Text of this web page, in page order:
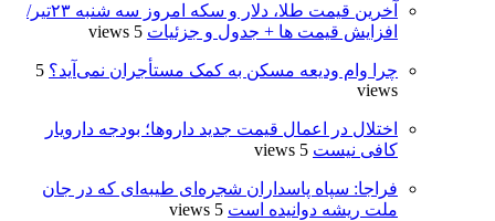
آخرین قیمت طلا، دلار و سکه امروز سه شنبه ۲۳تیر/
افزایش قیمت ها + جدول و جزئیات 5 views
چرا وام ودیعه مسکن به کمک مستأجران نمی‌آید؟ 5
views
اختلال در اعمال قیمت‌ جدید داروها؛ بودجه دارویار
کافی نیست 5 views
فراجا: سپاه پاسداران شجره‌ای طیبه‌ای که در جان
ملت ریشه دوانیده است 5 views